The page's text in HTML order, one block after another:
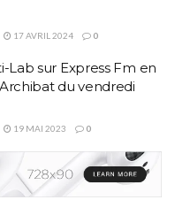
17 AVRIL 2024 0
Lab sur Express Fm en
du vendredi
19 MAI 2023 0